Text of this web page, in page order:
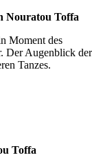
Nouratou Toffa
Moment des
Der Augenblick der
Tanzes.
Toffa